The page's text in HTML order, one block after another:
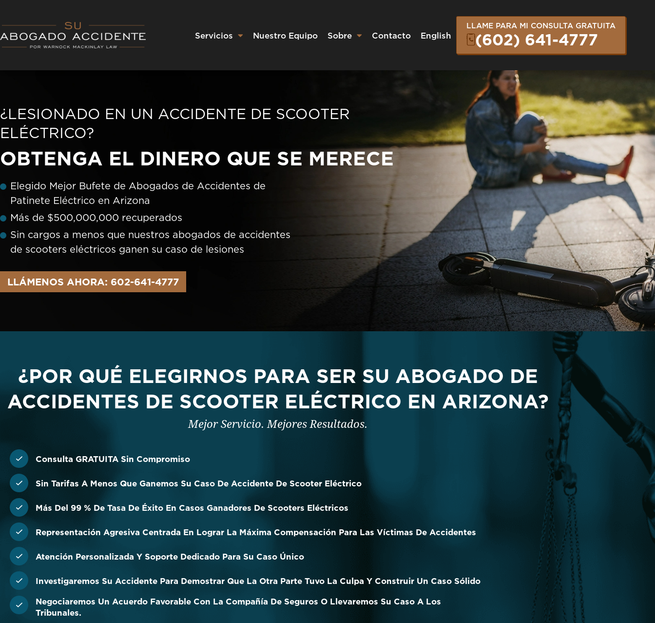
content
Servicios Nuestro Equipo Sobre Contacto English
LLAME PARA MI CONSULTA GRATUITA
(602) 641-4777
¿LESIONADO EN UN ACCIDENTE DE SCOOTER
ELÉCTRICO?
OBTENGA EL DINERO QUE SE MERECE
Elegido Mejor Bufete de Abogados de Accidentes de
Patinete Eléctrico en Arizona
Más de $500,000,000 recuperados
Sin cargos a menos que nuestros abogados de accidentes
de scooters eléctricos ganen su caso de lesiones
LLÁMENOS AHORA: 602-641-4777
¿POR QUÉ ELEGIRNOS PARA SER SU ABOGADO DE
ACCIDENTES DE SCOOTER ELÉCTRICO EN ARIZONA?
Mejor Servicio. Mejores Resultados.
Consulta GRATUITA Sin Compromiso
Sin Tarifas A Menos Que Ganemos Su Caso De Accidente De Scooter Eléctrico
Más Del 99 % De Tasa De Éxito En Casos Ganadores De Scooters Eléctricos
Representación Agresiva Centrada En Lograr La Máxima Compensación Para Las Víctimas De Accidentes
Atención Personalizada Y Soporte Dedicado Para Su Caso Único
Investigaremos Su Accidente Para Demostrar Que La Otra Parte Tuvo La Culpa Y Construir Un Caso Sólido
Negociaremos Un Acuerdo Favorable Con La Compañía De Seguros O Llevaremos Su Caso A Los
Tribunales.